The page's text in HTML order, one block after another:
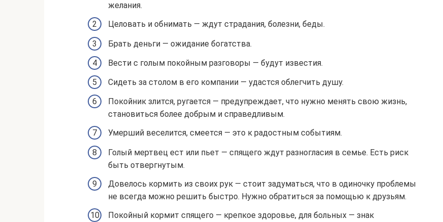
желания.
Целовать и обнимать — ждут страдания, болезни, беды.
Брать деньги — ожидание богатства.
Вести с голым покойным разговоры — будут известия.
Сидеть за столом в его компании — удастся облегчить душу.
Покойник злится, ругается — предупреждает, что нужно менять свою жизнь,
становиться более добрым и справедливым.
Умерший веселится, смеется — это к радостным событиям.
Голый мертвец ест или пьет — спящего ждут разногласия в семье. Есть риск
быть отвергнутым.
Довелось кормить из своих рук — стоит задуматься, что в одиночку проблемы
не всегда можно решить быстро. Нужно обратиться за помощью к друзьям.
Покойный кормит спящего — крепкое здоровье, для больных — знак